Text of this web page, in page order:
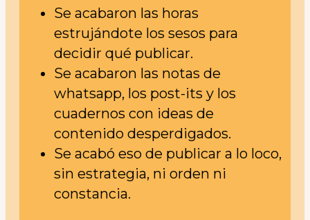
Se acabaron las horas
estrujándote los sesos para
decidir qué publicar.
Se acabaron las notas de
whatsapp, los post-its y los
cuadernos con ideas de
contenido desperdigados.
Se acabó eso de publicar a lo loco,
sin estrategia, ni orden ni
constancia.